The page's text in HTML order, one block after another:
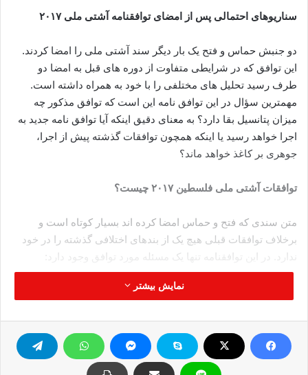
سناریوهای احتمالی پس از امضای توافقنامه آشتی ملی ۲۰۱۷
دو جنبش حماس و فتح یک بار دیگر سند آشتی ملی را امضا کردند.
این توافق که در شرایطی متفاوت از دوره های قبل به امضا دو
طرف رسید تحلیل های مختلفی را با خود به همراه داشته است.
مهمترین سؤال در این توافق نامه این است که توافق مذکور چه
میزان پتانسیل بقا دارد؟ به معنای دقیق اینکه آیا توافق نامه جدید به
اجرا خواهد رسید یا اینکه همچون توافقات گذشته پیش از اجرا،
جوهری بر کاغذ خواهد ماند؟
توافقات آشتی ملی فلسطین ۲۰۱۷ چیست؟
متن سندی که فتح و حماس امضا کرده اند بسیار کوتاه است و
برخلاف توافقات قبلی هیچ یک از بندهای اختلافی گذشته را در خود
ندارد. در این توافقنامه تنها یک مسئله مورد توافق وجود دارد:
دولت وفاق ملی- که براساس اعلامیه دوحه ریاست آن بر عهده
را بر مسند آن قرار داده است- از روز اول دسامبر ۲۰۱۷ ، اداره امور
در نوار غزه را بر عهده خواهد گرفت.
-تشکیل کمیته‌ای حقوقی- اداری از سوی دولت وفاق ملی برای حل
نمایش بیشتر